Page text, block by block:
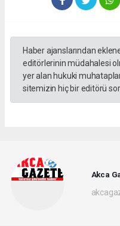
Haber ajanslarından
editörlerinin müdahalesi
yer alan hukuki
sitemizin hiç bir editörü
Akca